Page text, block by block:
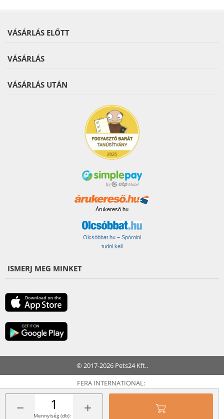
− +
Mennyiség (db):
VÁSÁRLÁS ELŐTT
VÁSÁRLÁS
VÁSÁRLÁS UTÁN
Árukereső.hu
Olcsóbbat.hu – Spórolni
tudni kell
ISMERJ MEG MINKET
© 2017-2026 Pets24 Kft..
FERA INTERNATIONAL: